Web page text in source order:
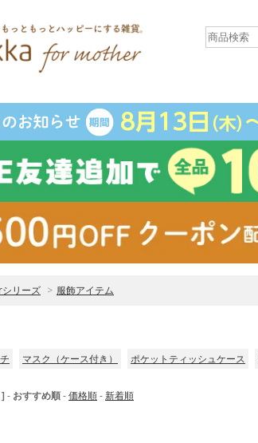
リーズ > 服飾アイテム
マスク（ケース付き） ポケットティッシュケース
- おすすめ順-価格順-新着順